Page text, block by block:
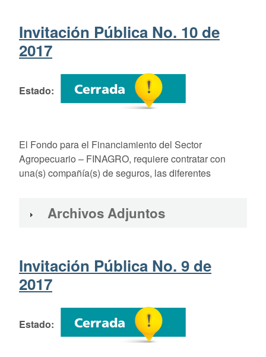
Invitación Pública No. 10 de
2017
Estado
El Fondo para el Financiamiento del Sector
Agropecuario – FINAGRO, requiere contratar con
una(s) compañía(s) de seguros, las diferentes
Archivos Adjuntos
Invitación Pública No. 9 de
2017
Estado